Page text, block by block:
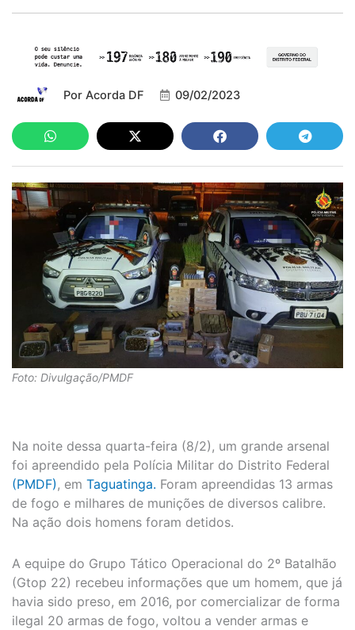
Por Acorda DF 09/02/2023
Foto: Divulgação/PMDF
Na noite dessa quarta-feira (8/2), um grande arsenal
foi apreendido pela Polícia Militar do Distrito Federal
(PMDF) , em Taguatinga. Foram apreendidas 13 armas
de fogo e milhares de munições de diversos calibre.
Na ação dois homens foram detidos.
A equipe do Grupo Tático Operacional do 2º Batalhão
(Gtop 22) recebeu informações que um homem, que já
havia sido preso, em 2016, por comercializar de forma
ilegal 20 armas de fogo, voltou a vender armas e